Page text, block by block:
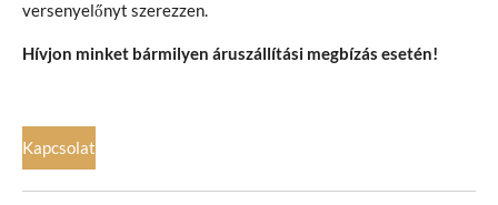
versenyelőnyt szerezzen.
Hívjon minket bármilyen áruszállítási megbízás esetén!
Kapcsolat